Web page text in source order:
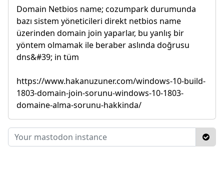
Domain Netbios name; cozumpark durumunda
bazı sistem yöneticileri direkt netbios name
üzerinden domain join yaparlar, bu yanlış bir
yöntem olmamak ile beraber aslında doğrusu
dns&#39; in tüm
https://www.hakanuzuner.com/windows-10-build-
1803-domain-join-sorunu-windows-10-1803-
domaine-alma-sorunu-hakkinda/